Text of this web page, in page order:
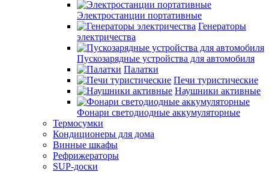
Электростанции портативные
Генераторы
электричества
Пускозарядные устройства для автомобиля
Палатки
Печи туристические
Наушники активные
Фонари светодиодные аккумуляторные
Термосумки
Кондиционеры для дома
Винные шкафы
Рефрижераторы
SUP-доски